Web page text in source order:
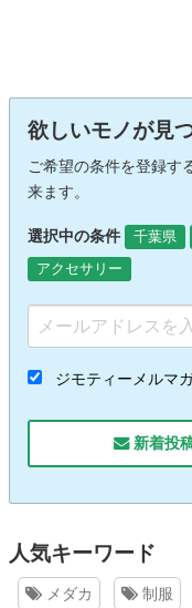
欲しいモノが見
ご希望の条件を登録す
来ます。
選択中の条件 千葉県
アクセサリー
ジモティーメルマ
新着投
人気キーワード
メダカ 制服